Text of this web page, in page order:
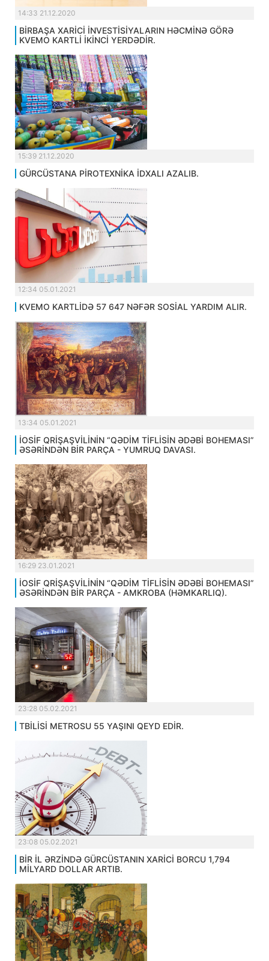
14:33 21.12.2020
BİRBAŞA XARİCİ İNVESTİSİYALARIN HƏCMİNƏ GÖRƏ
KVEMO KARTLİ İKİNCİ YERDƏDİR.
15:39 21.12.2020
GÜRCÜSTANA PİROTEXNİKA İDXALI AZALIB.
12:34 05.01.2021
KVEMO KARTLİDƏ 57 647 NƏFƏR SOSİAL YARDIM ALIR.
13:34 05.01.2021
İOSİF QRİŞAŞVİLİNİN “QƏDİM TİFLİSİN ƏDƏBİ BOHEMASI”
ƏSƏRİNDƏN BİR PARÇA - YUMRUQ DAVASI.
16:29 23.01.2021
İOSİF QRİŞAŞVİLİNİN “QƏDİM TİFLİSİN ƏDƏBİ BOHEMASI”
ƏSƏRİNDƏN BİR PARÇA - AMKROBA (HƏMKARLIQ).
23:28 05.02.2021
TBİLİSİ METROSU 55 YAŞINI QEYD EDİR.
23:08 05.02.2021
BİR İL ƏRZİNDƏ GÜRCÜSTANIN XARİCİ BORCU 1,794
MİLYARD DOLLAR ARTIB.